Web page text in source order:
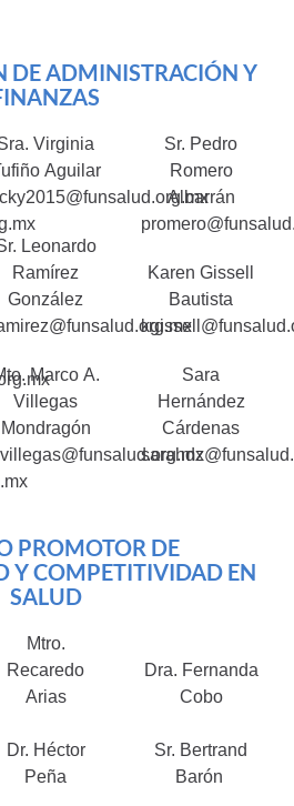
DE ADMINISTRACIÓN Y
Virginia
Aguilar
Leonardo
Ramírez
González
Marco A.
Villegas
Mondragón
Sr. Pedro
Romero
Albarrán
Karen Gissell
Bautista
Sara
Hernández
Cárdenas
PROMOTOR DE
Y COMPETITIVIDAD EN
SALUD
Mtro.
Recaredo
Arias
Dr. Héctor
Peña
Dra. Fernanda
Cobo
Sr. Bertrand
Barón